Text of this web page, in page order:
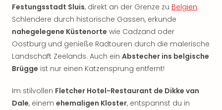
Festungsstadt Sluis, direkt an der Grenze zu Belgien.
Schlendere durch historische Gassen, erkunde
nahegelegene Küstenorte wie Cadzand oder
Oostburg und genieße Radtouren durch die malerische
Landschaft Zeelands. Auch ein Abstecher ins belgische
Brügge ist nur einen Katzensprung entfernt!
Im stilvollen Fletcher Hotel-Restaurant de Dikke van
Dale, einem ehemaligen Kloster, entspannst du in